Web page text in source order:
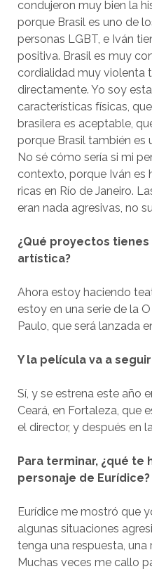
condujeron muy bien la
porque Brasil es uno de
personas LGBT, e Iván
positiva. Brasil es muy
cordialidad muy violenta
directamente. Yo soy
características físicas,
brasilera es aceptable,
porque Brasil también es
No sé cómo sería si mi
contexto, porque Iván es
ricas en Río de Janeiro.
eran nada agresivas, no
¿Qué proyectos
artística?
Ahora estoy haciendo
estoy en una serie de la
Paulo, que será lanzada
Y la película va a
Sí, y se estrena este año
Ceará, en Fortaleza, que
el director, y después en
Para terminar, ¿qué te
personaje de Eurídice?
Eurídice me mostró que
algunas situaciones
tenga una respuesta,
Muchas veces me callo